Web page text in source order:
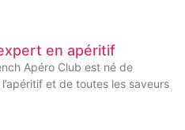
en apéritif
Apéro Club est né de
et de toutes les saveurs